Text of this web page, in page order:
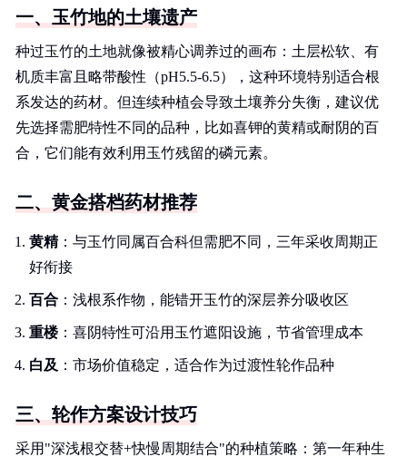
一、玉竹地的土壤遗产
种过玉竹的土地就像被精心调养过的画布：土层松软、有
机质丰富且略带酸性（pH5.5-6.5），这种环境特别适合根
系发达的药材。但连续种植会导致土壤养分失衡，建议优
先选择需肥特性不同的品种，比如喜钾的黄精或耐阴的百
合，它们能有效利用玉竹残留的磷元素。
二、黄金搭档药材推荐
黄精：与玉竹同属百合科但需肥不同，三年采收周期正
好衔接
百合 ：浅根系作物，能错开玉竹的深层养分吸收区
重楼：喜阴特性可沿用玉竹遮阳设施，节省管理成本
白及 ：市场价值稳定，适合作为过渡性轮作品种
三、轮作方案设计技巧
采用"深浅根交替+快慢周期结合"的种植策略：第一年种生